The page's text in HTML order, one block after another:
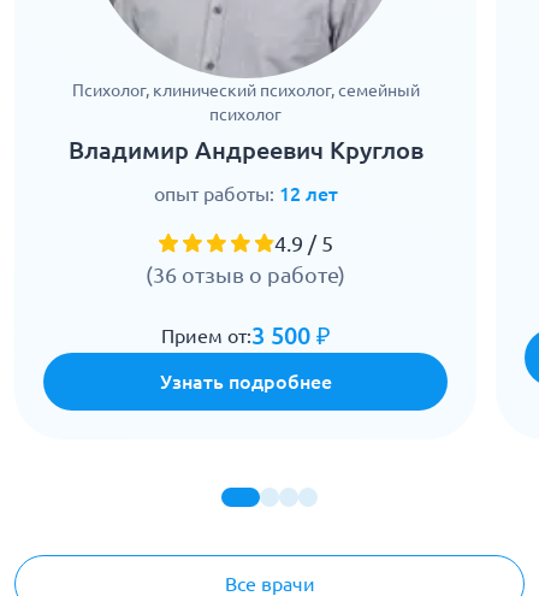
Все врачи
Психолог, клинический психолог, семейный
психолог
Владимир Андреевич Круглов
опыт работы: 12 лет
4.9 / 5
(36 отзыв о работе)
Прием от:3 500 ₽
Узнать подробнее